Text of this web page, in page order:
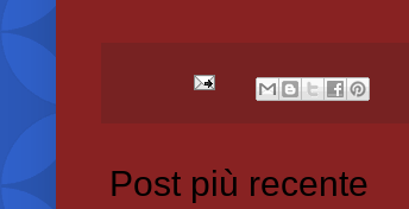
Post più recente